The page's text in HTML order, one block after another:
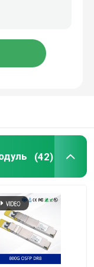
(42)